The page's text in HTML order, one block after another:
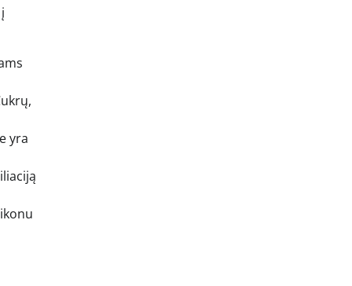
yra